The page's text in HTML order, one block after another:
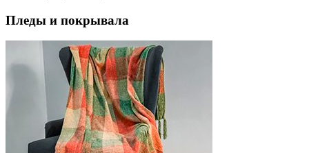
Пледы и покрывала